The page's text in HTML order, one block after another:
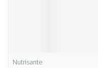
Nutrisante